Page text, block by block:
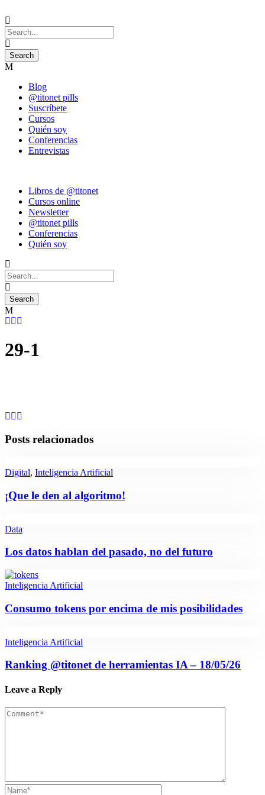
Blog
@titonet pills
Suscríbete
Cursos
Quién soy
Conferencias
Entrevistas
Libros de @titonet
Cursos online
Newsletter
@titonet pills
Conferencias
Quién soy
29-1
Posts relacionados
Digital, Inteligencia Artificial
¡Que le den al algoritmo!
Data
Los datos hablan del pasado, no del futuro
Inteligencia Artificial
Consumo tokens por encima de mis posibilidades
Inteligencia Artificial
Ranking @titonet de herramientas IA – 18/05/26
Leave a Reply